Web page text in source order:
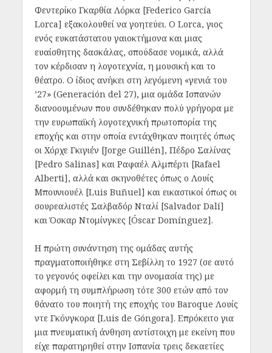
Φεντερίκο Γκαρθία Λόρκα [Federico García
Lorca] εξακολουθεί να γοητεύει. Ο Lorca, γιος
ενός ευκατάστατου γαιοκτήμονα και μιας
ευαίσθητης δασκάλας, σπούδασε νομικά, αλλά
τον κέρδισαν η λογοτεχνία, η μουσική και το
θέατρο. Ο ίδιος ανήκει στη λεγόμενη «γενιά του
’27» (Generación del 27), μια ομάδα Ισπανών
διανοουμένων που συνδέθηκαν πολύ γρήγορα με
την ευρωπαϊκή λογοτεχνική πρωτοπορία της
εποχής και στην οποία εντάχθηκαν ποιητές όπως
οι Χόρχε Γκιγιέν [Jorge Guillén], Πέδρο Σαλίνας
[Pedro Salinas] και Ραφαέλ Αλμπέρτι [Rafael
Alberti], αλλά και σκηνοθέτες όπως ο Λουίς
Μπουνιουέλ [Luis Buñuel] και εικαστικοί όπως οι
σουρεαλιστές Σαλβαδόρ Νταλί [Salvador Dalí]
και Όσκαρ Ντομίνγκες [Óscar Domínguez].
Η πρώτη συνάντηση της ομάδας αυτής
πραγματοποιήθηκε στη Σεβίλλη το 1927 (σε αυτό
το γεγονός οφείλει και την ονομασία της) με
αφορμή τη συμπλήρωση τότε 300 ετών από τον
θάνατο του ποιητή της εποχής του Baroque Λουίς
ντε Γκόνγκορα [Luis de Góngora]. Επρόκειτο για
μια πνευματική άνθηση αντίστοιχη με εκείνη που
είχε παρατηρηθεί στην Ισπανία τρεις δεκαετίες